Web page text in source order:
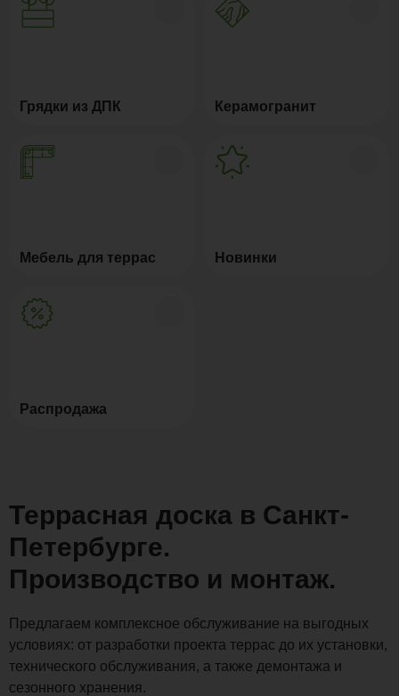
Грядки из ДПК Керамогранит
Мебель для террас Новинки
Распродажа
Террасная доска в Санкт-
Петербурге.
Производство и монтаж.
Предлагаем комплексное обслуживание на выгодных
условиях: от разработки проекта террас до их установки,
технического обслуживания, а также демонтажа и
сезонного хранения.